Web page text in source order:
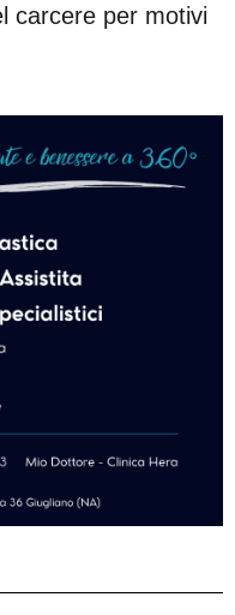
carcere per motivi